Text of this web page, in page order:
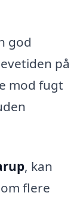
god
på
mod fugt
, kan
flere